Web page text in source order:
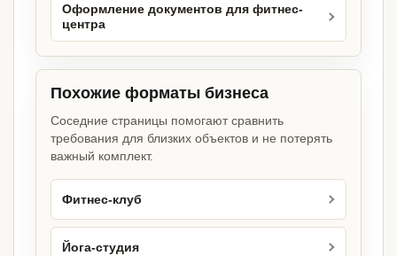
Оформление документов для фитнес-
центра
Похожие форматы бизнеса
Соседние страницы помогают сравнить
требования для близких объектов и не потерять
важный комплект.
Фитнес-клуб
Йога-студия